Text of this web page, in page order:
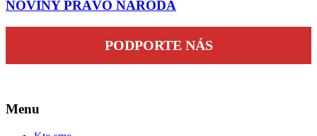
NOVINY PRÁVO NÁRODA
PODPORTE NÁS
Menu